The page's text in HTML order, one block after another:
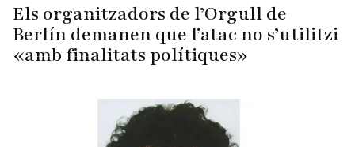
Els organitzadors de l’Orgull de
Berlín demanen que l’atac no s’utilitzi
«amb finalitats polítiques»